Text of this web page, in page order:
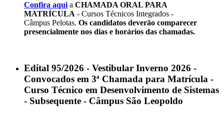
Confira aquia CHAMADA ORAL PARA
MATRÍCULA - Cursos Técnicos Integrados -
Câmpus Pelotas. Os candidatos deverão comparecer
presencialmente nos dias e horários das chamadas.
Edital 95/2026 - Vestibular Inverno 2026 -
Convocados em 3ª Chamada para Matrícula -
Curso Técnico em Desenvolvimento de Sistemas
- Subsequente - Câmpus São Leopoldo